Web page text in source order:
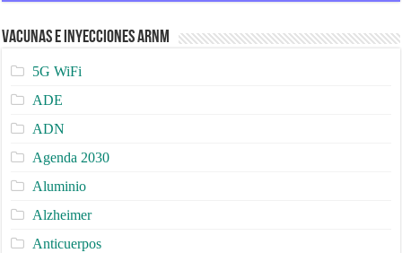
Vacunas e Inyecciones ARNm
5G WiFi
ADE
ADN
Agenda 2030
Aluminio
Alzheimer
Anticuerpos